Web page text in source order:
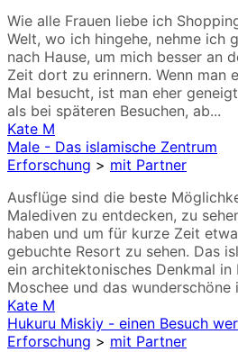
Wie alle Frauen liebe ich
Welt, wo ich hingehe, nehme ich
nach Hause, um mich besser an
Zeit dort zu erinnern. Wenn man
Mal besucht, ist man eher
als bei späteren Besuchen, ab...
Kate M
Male - Das islamische Zentrum
Erforschung > mit Partner
Ausflüge sind die beste
Malediven zu entdecken, zu
haben und um für kurze Zeit
gebuchte Resort zu sehen. Das
ein architektonisches Denkmal in
Moschee und das wunderschöne
Kate M
Hukuru Miskiy - einen Besuch
Erforschung > mit Partner